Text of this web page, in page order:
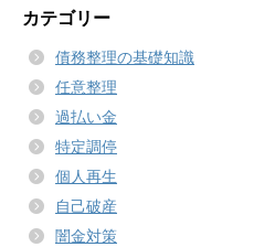
カテゴリー
債務整理の基礎知識
任意整理
過払い金
特定調停
個人再生
自己破産
闇金対策